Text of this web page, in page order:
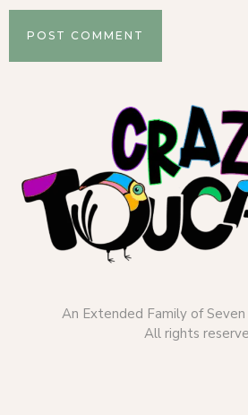
An Extended Family of
All rights